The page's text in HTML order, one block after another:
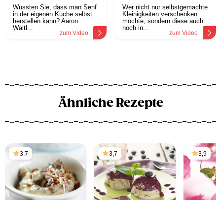
Wussten Sie, dass man Senf
in der eigenen Küche selbst
herstellen kann? Aaron
Waltl...
zum Video
Wer nicht nur selbstgemachte
Kleinigkeiten verschenken
möchte, sondern diese auch
noch in...
zum Video
Ähnliche Rezepte
3,7 3,7 3,9